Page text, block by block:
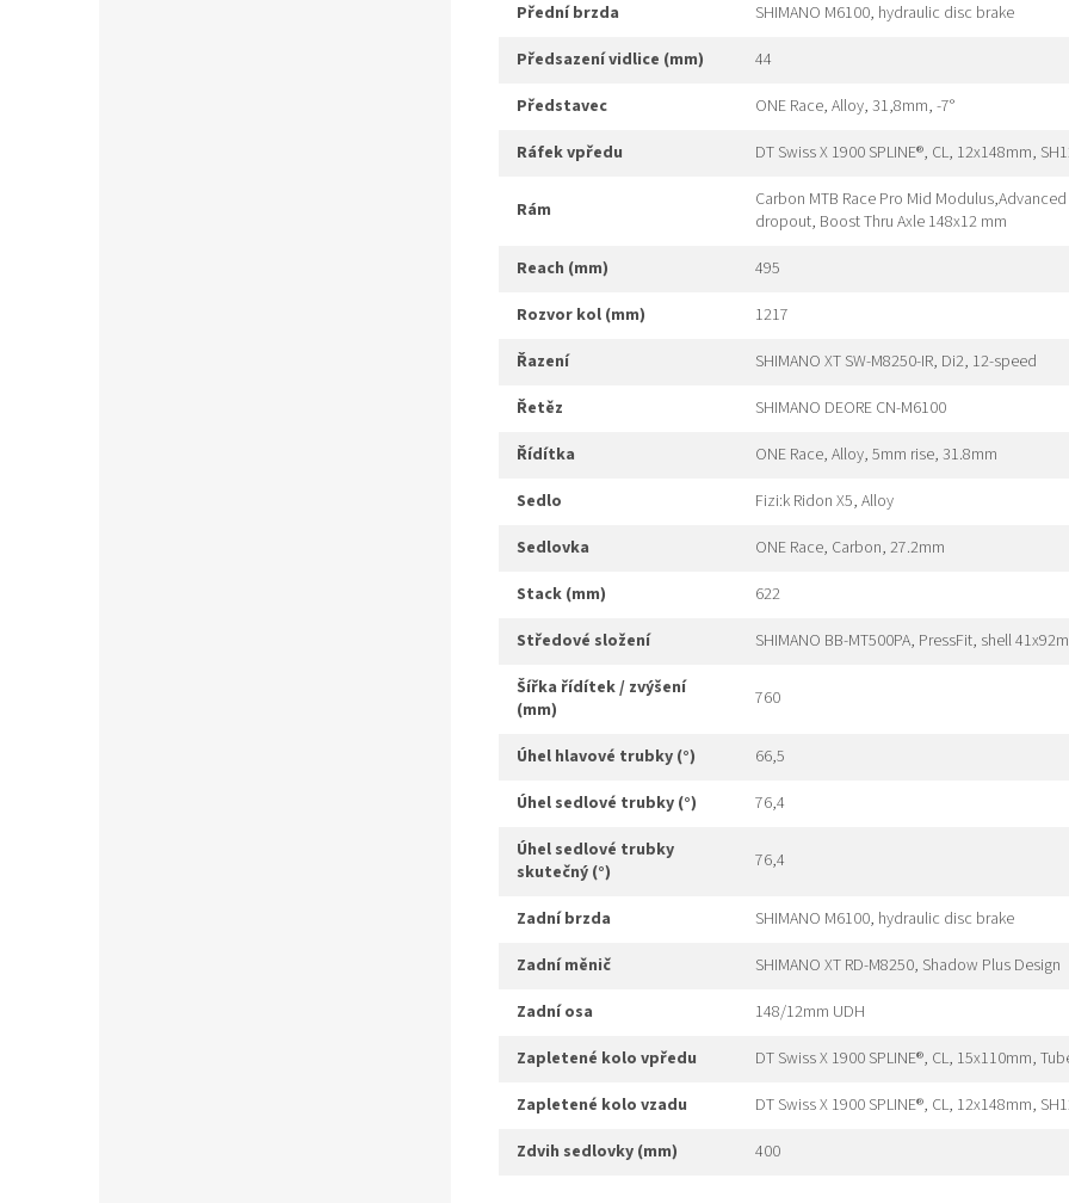
přední brzda
SHIMANO M6100, hydraulic disc brake
předsazení vidlice (mm)
44
představec
ONE Race, Alloy, 31,8mm, -7°
ráfek vpředu
DT Swiss X 1900 SPLINE®, CL, 12x148mm,
rám
Carbon MTB Race Pro Mid
dropout, Boost Thru Axle 148x12 mm
reach (mm)
495
rozvor kol (mm)
1217
řazení
SHIMANO XT SW-M8250-IR, Di2, 12-speed
řetěz
SHIMANO DEORE CN-M6100
řídítka
ONE Race, Alloy, 5mm rise, 31.8mm
sedlo
Fizi:k Ridon X5, Alloy
sedlovka
ONE Race, Carbon, 27.2mm
stack (mm)
622
středové složení
SHIMANO BB-MT500PA, PressFit, shell
šířka řídítek / zvýšení
(mm)
760
úhel hlavové trubky (°)
66,5
úhel sedlové trubky (°)
76,4
úhel sedlové trubky
skutečný (°)
76,4
zadní brzda
SHIMANO M6100, hydraulic disc brake
zadní měnič
SHIMANO XT RD-M8250, Shadow Plus Design
zadní osa
148/12mm UDH
zapletené kolo vpředu
DT Swiss X 1900 SPLINE®, CL, 15x110mm,
zapletené kolo vzadu
DT Swiss X 1900 SPLINE®, CL, 12x148mm,
zdvih sedlovky (mm)
400